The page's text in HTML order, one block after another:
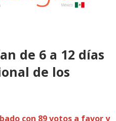
de 6 a 12 días
de los
con 89 votos a favor y